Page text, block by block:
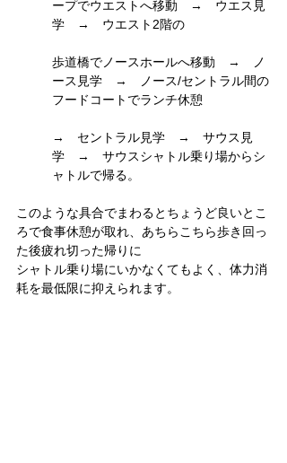
ープでウエストへ移動　→　ウエス見
学　→　ウエスト2階の
歩道橋でノースホールへ移動　→　ノ
ース見学　→　ノース/セントラル間の
フードコートでランチ休憩
→　セントラル見学　→　サウス見
学　→　サウスシャトル乗り場からシ
ャトルで帰る。
このような具合でまわるとちょうど良いとこ
ろで食事休憩が取れ、あちらこちら歩き回っ
た後疲れ切った帰りに
シャトル乗り場にいかなくてもよく、体力消
耗を最低限に抑えられます。